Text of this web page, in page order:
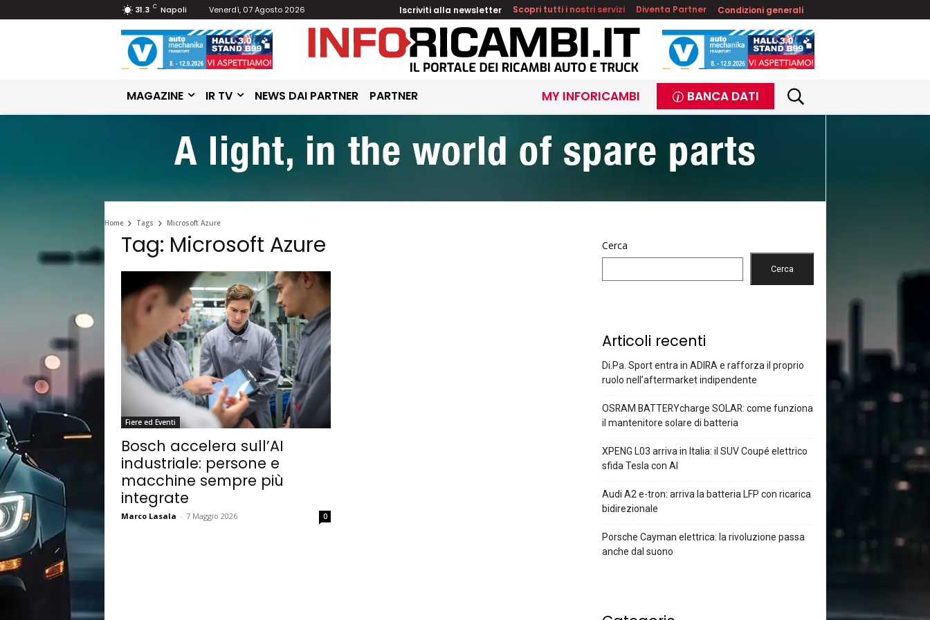
31.3 C Napoli Venerdì, 07 Agosto 2026 Iscriviti alla newsletter Scopri tutti i nostri servizi Diventa Partner Condizioni generali
MAGAZINE IR TV NEWS DAI PARTNER PARTNER MY INFORICAMBI BANCA DATI
Home Tags Microsoft Azure
Tag: Microsoft Azure
Fiere ed Eventi
Bosch accelera sull’AI
industriale: persone e
macchine sempre più
integrate
Marco Lasala - 7 Maggio 2026 0
Cerca
Cerca
Articoli recenti
Di.Pa. Sport entra in ADIRA e rafforza il proprio
ruolo nell’aftermarket indipendente
OSRAM BATTERYcharge SOLAR: come funziona
il mantenitore solare di batteria
XPENG L03 arriva in Italia: il SUV Coupé elettrico
sfida Tesla con AI
Audi A2 e-tron: arriva la batteria LFP con ricarica
bidirezionale
Porsche Cayman elettrica: la rivoluzione passa
anche dal suono